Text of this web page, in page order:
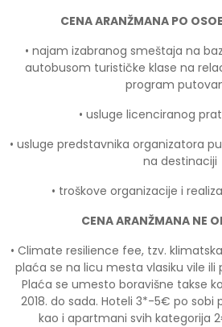
CENA ARANŽMANA PO
• najam izabranog smeštaja na
autobusom turističke klase na
program
• usluge licenciranog
• usluge predstavnika organizatora
na destinaciji
• troškove organizacije i
CENA ARANŽMANA NE
• Climate resilience fee, tzv.
plaća se na licu mesta vlasiku vile ili
Plaća se umesto boravišne takse
2018. do sada. Hoteli 3*-5€ po sobi
kao i apartmani svih kategorija